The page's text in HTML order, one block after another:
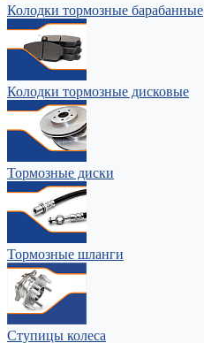
Колодки тормозные барабанные
Колодки тормозные дисковые
Тормозные диски
Тормозные шланги
Ступицы колеса